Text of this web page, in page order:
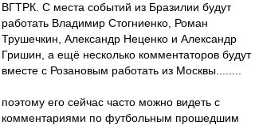
ВГТРК. С места событий из Бразилии будут
работать Владимир Стогниенко, Роман
Трушечкин, Александр Неценко и Александр
Гришин, а ещё несколько комментаторов будут
вместе с Розановым работать из Москвы........
поэтому его сейчас часто можно видеть с
комментариями по футбольным прошедшим